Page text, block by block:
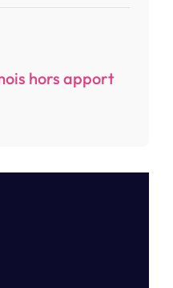
hors apport